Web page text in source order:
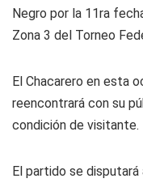
Negro por la 11ra
Zona 3 del Torneo
El Chacarero en esta
reencontrará con su
condición de visitante.
El partido se